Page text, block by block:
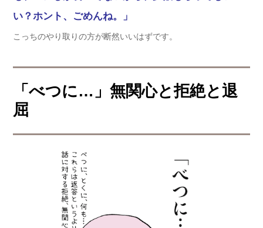
い？ホント、ごめんね。」
こっちのやり取りの方が断然いいはずです。
「べつに…」無関心と拒絶と退
屈